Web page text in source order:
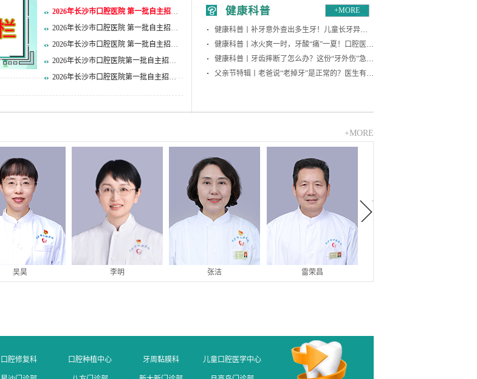
拟聘用人员名单（四）
2026年长沙市口腔医院 第一批自主招聘
拟聘用人员名单 （三）
2026年长沙市口腔医院 第一批自主招聘
拟聘用人员名单 （三）
2026年长沙市口腔医院 第一批自主招聘
体检考察递补公告 （三）
2026年长沙市口腔医院第一批自主招聘
拟聘用人员名单（二）
2026年长沙市口腔医院第一批自主招聘
拟聘用人员名单（一）
+MORE
健康科普丨补牙意外查出多生牙！儿童长牙异常
别焦虑，科学应对看这篇
健康科普丨冰火爽一时，牙酸“痛”一夏！口腔医生
紧急提醒：别让夏日快乐餐成为牙齿的“隐形杀手”
健康科普丨牙齿摔断了怎么办？这份“牙外伤”急救
指南请收好
父亲节特辑丨老爸说“老掉牙”是正常的？医生有话
+MORE
吴昊 李明 张洁 雷荣昌
口腔修复科 口腔种植中心 牙周黏膜科 儿童口腔医学中心